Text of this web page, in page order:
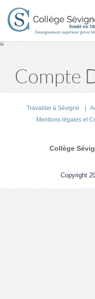
là
Compte
Travailler à Sévigné
Mentions légales et
Collège
Copyright